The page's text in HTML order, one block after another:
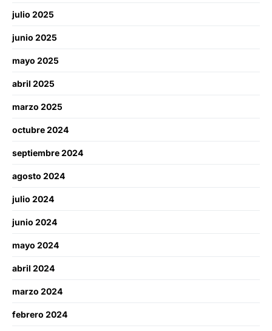
julio 2025
junio 2025
mayo 2025
abril 2025
marzo 2025
octubre 2024
septiembre 2024
agosto 2024
julio 2024
junio 2024
mayo 2024
abril 2024
marzo 2024
febrero 2024